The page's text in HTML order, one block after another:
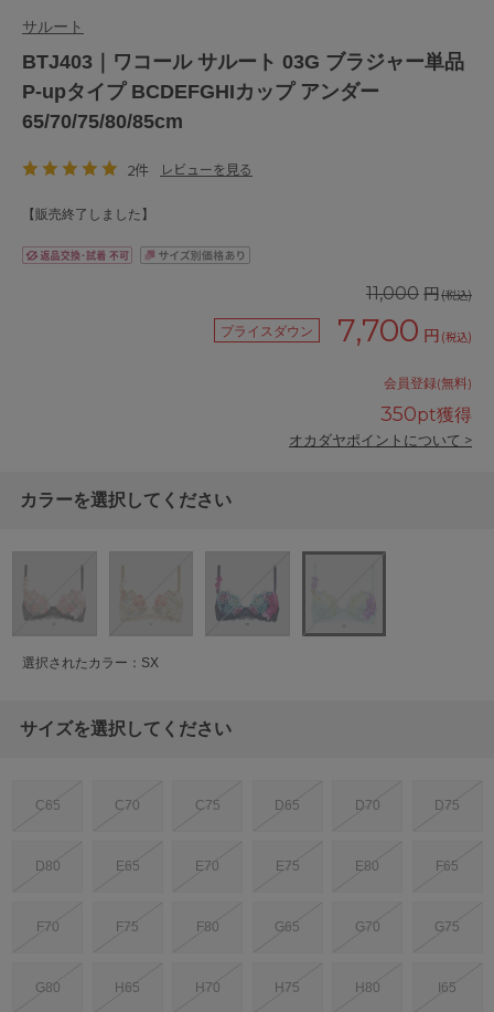
サルート
BTJ403｜ワコール サルート 03G ブラジャー単品
P-upタイプ BCDEFGHIカップ アンダー
65/70/75/80/85cm
2件 レビューを見る
【販売終了しました】
11,000 円(税込)
プライスダウン 7,700 円 (税込)
会員登録(無料)
350pt獲得
オカダヤポイントについて >
カラーを選択してください
選択されたカラー：SX
サイズを選択してください
C65 C70 C75 D65 D70 D75
D80 E65 E70 E75 E80 F65
F70 F75 F80 G65 G70 G75
G80 H65 H70 H75 H80 I65